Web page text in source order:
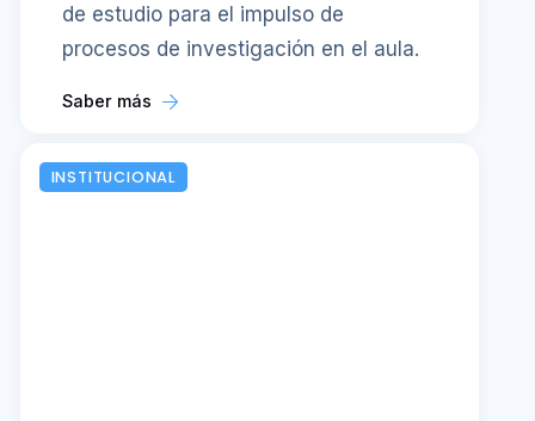
de estudio para el impulso de
procesos de investigación en el aula.
Saber más
INSTITUCIONAL